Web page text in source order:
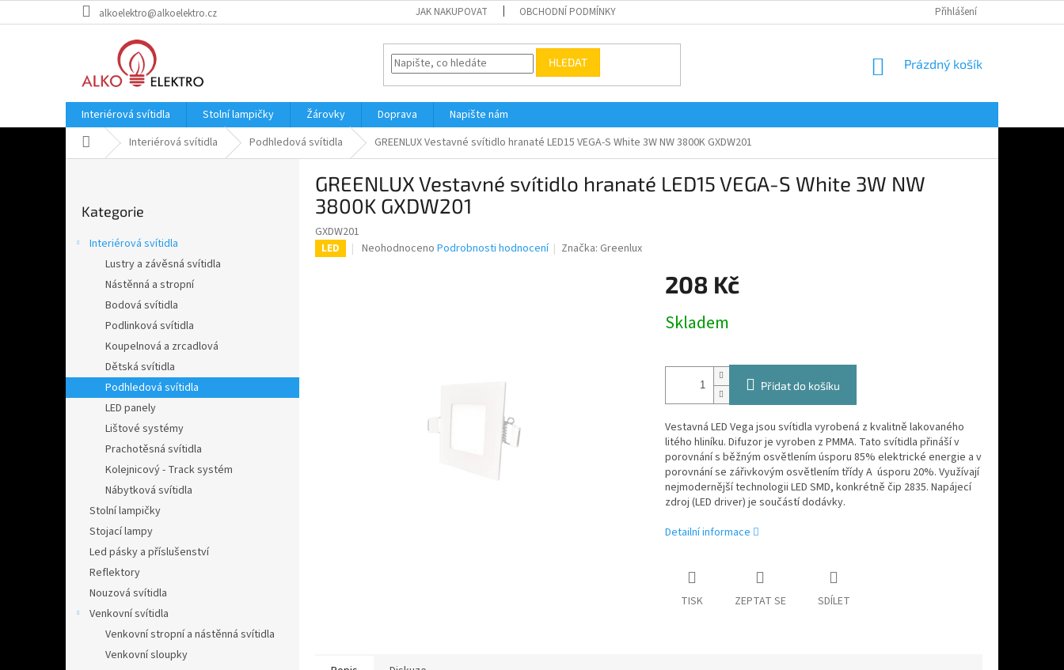
na
alkoelektro@alkoelektro.cz JAK NAKUPOVAT OBCHODNÍ PODMÍNKY Přihlášení
HLEDAT
NÁKUPNÍ
Prázdný košík
Interiérová svítidla Stolní lampičky Žárovky Doprava
Napište nám
Domů Interiérová svítidla Podhledová svítidla GREENLUX Vestavné svítidlo hranaté LED15 VEGA-S White 3W NW 3800K GXDW201
e
l
kategorie
Kategorie
Interiérová svítidla
Lustry a závěsná svítidla
Nástěnná a stropní
Bodová svítidla
Podlinková svítidla
Koupelnová a zrcadlová
Dětská svítidla
Podhledová svítidla
LED panely
Lištové systémy
Prachotěsná svítidla
Kolejnicový - Track systém
Nábytková svítidla
Stolní lampičky
Stojací lampy
Led pásky a příslušenství
Reflektory
Nouzová svítidla
Venkovní svítidla
Venkovní stropní a nástěnná svítidla
Venkovní sloupky
GREENLUX Vestavné svítidlo hranaté LED15 VEGA-S White 3W NW
3800K GXDW201
GXDW201
LED
Průměrné
Neohodnoceno Podrobnosti hodnocení Značka: Greenlux
208 Kč
cena:
Skladem
Přidat do košíku
Vestavná LED Vega jsou svítidla vyrobená z kvalitně lakovaného
litého hliníku. Difuzor je vyroben z PMMA. Tato svítidla přináší v
porovnání s běžným osvětlením úsporu 85% elektrické energie a v
porovnání se zářivkovým osvětlením třídy A úsporu 20%. Využívají
nejmodernější technologii LED SMD, konkrétně čip 2835. Napájecí
zdroj (LED driver) je součástí dodávky.
Detailní informace
TISK ZEPTAT SE SDÍLET